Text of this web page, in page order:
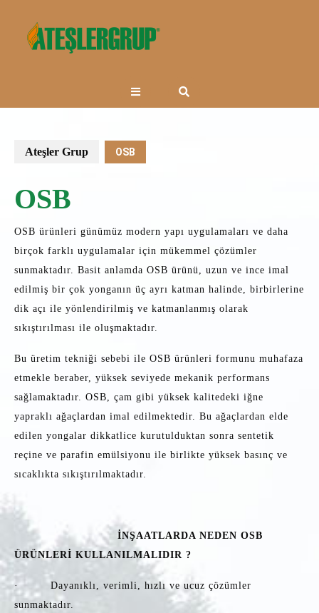
content
Open
Ateşler Grup OSB
OSB
OSB ürünleri günümüz modern yapı uygulamaları ve daha
birçok farklı uygulamalar için mükemmel çözümler
sunmaktadır. Basit anlamda OSB ürünü, uzun ve ince imal
edilmiş bir çok yonganın üç ayrı katman halinde, birbirlerine
dik açı ile yönlendirilmiş ve katmanlanmış olarak
sıkıştırılması ile oluşmaktadır.
Bu üretim tekniği sebebi ile OSB ürünleri formunu muhafaza
etmekle beraber, yüksek seviyede mekanik performans
sağlamaktadır. OSB, çam gibi yüksek kalitedeki iğne
yapraklı ağaçlardan imal edilmektedir. Bu ağaçlardan elde
edilen yongalar dikkatlice kurutulduktan sonra sentetik
reçine ve parafin emülsiyonu ile birlikte yüksek basınç ve
sıcaklıkta sıkıştırılmaktadır.
İNŞAATLARDA NEDEN OSB
ÜRÜNLERİ KULLANILMALIDIR ?
· Dayanıklı, verimli, hızlı ve ucuz çözümler
sunmaktadır.